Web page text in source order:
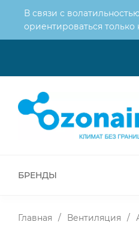
В связи с
ориентироваться
БРЕНДЫ
Главная / Вентиляция /